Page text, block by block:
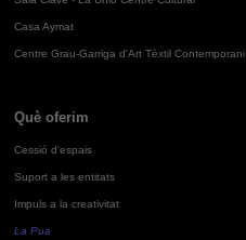
Casa Aymat
Centre Grau-Garriga d'Art Tèxtil Contemporani
Què oferim
Cessió d'espais
Suport a les entitats
Impuls a la creativitat
La Pua